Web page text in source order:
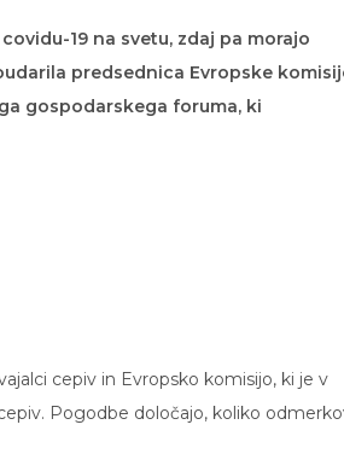
19 na svetu, zdaj pa morajo
predsednica Evropske
gospodarskega foruma, ki
cepiv in Evropsko komisijo, ki je v
Pogodbe določajo, koliko